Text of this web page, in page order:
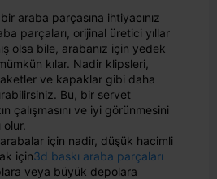
araba parçasına ihtiyacınız
parçaları, orijinal üretici yıllar
olsa bile, arabanız için yedek
kılar. Nadir klipsleri,
ve kapaklar gibi daha
Bu, bir servet
çalışmasını ve iyi görünmesini
olur.
arabalar için nadir, düşük hacimli
için3d baskı araba parçaları
veya büyük depolara